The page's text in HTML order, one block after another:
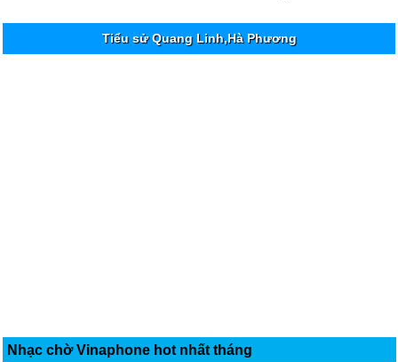
Tiểu sử Quang Linh,Hà Phương
Nhạc chờ Vinaphone hot nhất tháng